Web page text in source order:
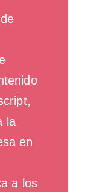
la
en
a los